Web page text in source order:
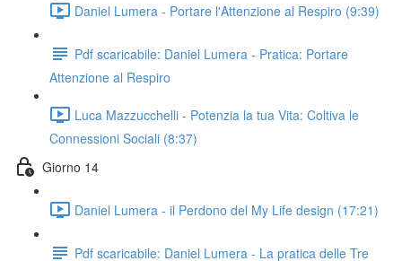
Daniel Lumera - Portare l'Attenzione al Respiro (9:39)
Pdf scaricabile: Daniel Lumera - Pratica: Portare
Attenzione al Respiro
Luca Mazzucchelli - Potenzia la tua Vita: Coltiva le
Connessioni Sociali (8:37)
Giorno 14
Daniel Lumera - il Perdono del My Life design (17:21)
Pdf scaricabile: Daniel Lumera - La pratica delle Tre